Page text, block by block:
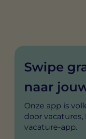
Swipe
naar
Onze app is
door vacatures,
vacature-app.